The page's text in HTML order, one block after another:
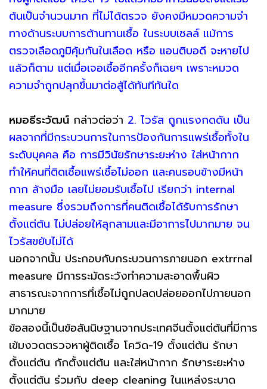
ต้นเป็นจำนวนมาก ที่ไม่ได้ตรวจ ยังคงมีหมวดความจำ
ทางด้านระบบการต้านทานเชื้อ ในระบบเซลล์ แม้การ
ตรวจเลือดภูมิคุ้มกันในเลือด หรือ แอนติบอดี จะหายไป
แล้วก็ตาม แต่เมื่อเจอเชื้ออีกครั้งก็เฉยๆ เพราะหมวด
ความจำถูกปลุกขึ้นมาต่อสู้ได้ทันทีทันใด
หมอธีระวัฒน์ กล่าวต่อว่า 2. ไวรัส ถูกแรงกดดัน เป็น
ผลจากที่มีกระบวนการในการป้องกันการแพร่เชื้อทั้งใน
ระดับบุคคล คือ การมีวินัยรักษาระยะห่าง ใส่หน้ากาก
ทำให้คนที่ติดเชื้อแพร่เชื้อไม่ออก และคนรอบข้างมีหน้า
กาก ล้างมือ เลยไม่ยอมรับเชื้อไป เรียกว่า internal
measure ซึ่งรวมถึงการที่คนติดเชื้อได้รับการรักษา
ตั้งแต่ต้น ไม่ปล่อยให้ลุกลามและมีอาการไปมากมาย จน
ไวรัสขยับไม่ได้
นอกจากนั้น ประกอบกับกระบวนการภายนอก extrrnal
measure มีการระมัดระวังทำความสะอาดพื้นผิว
สาธารณะจากการที่เชื้อไม่ถูกปลดปล่อยออกไปภายนอก
มากมาย
ข้อสองนี้เป็นข้อสันนิษฐานจากประเทศจีนตั้งแต่ต้นที่มีการ
เข้มงวดตรวจหาผู้ติดเชื้อ โควิด-19 ตั้งแต่ต้น รักษา
ตั้งแต่ต้น กักตั้งแต่ต้น และใส่หน้ากาก รักษาระยะห่าง
ตั้งแต่ต้น ร่วมกับ deep cleaning ในแหล่งระบาด